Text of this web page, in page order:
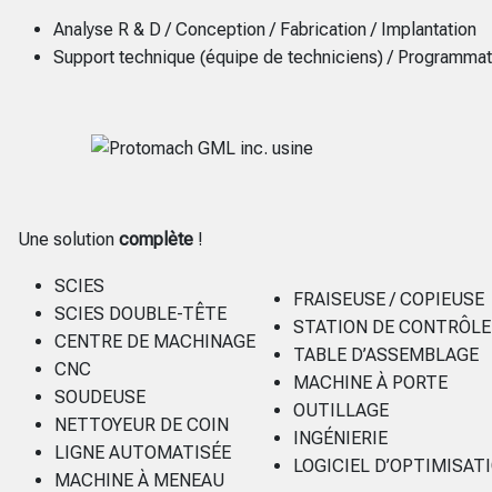
Analyse R & D / Conception / Fabrication / Implantation
Support technique (équipe de techniciens) /
Une solution complète !
SCIES
SCIES DOUBLE-TÊTE
CENTRE DE MACHINAGE
CNC
SOUDEUSE
NETTOYEUR DE COIN
LIGNE AUTOMATISÉE
MACHINE À MENEAU
FRAISEUSE / COPIEUSE
STATION DE
TABLE D’ASSEMBLAGE
MACHINE À PORTE
OUTILLAGE
INGÉNIERIE
LOGICIEL